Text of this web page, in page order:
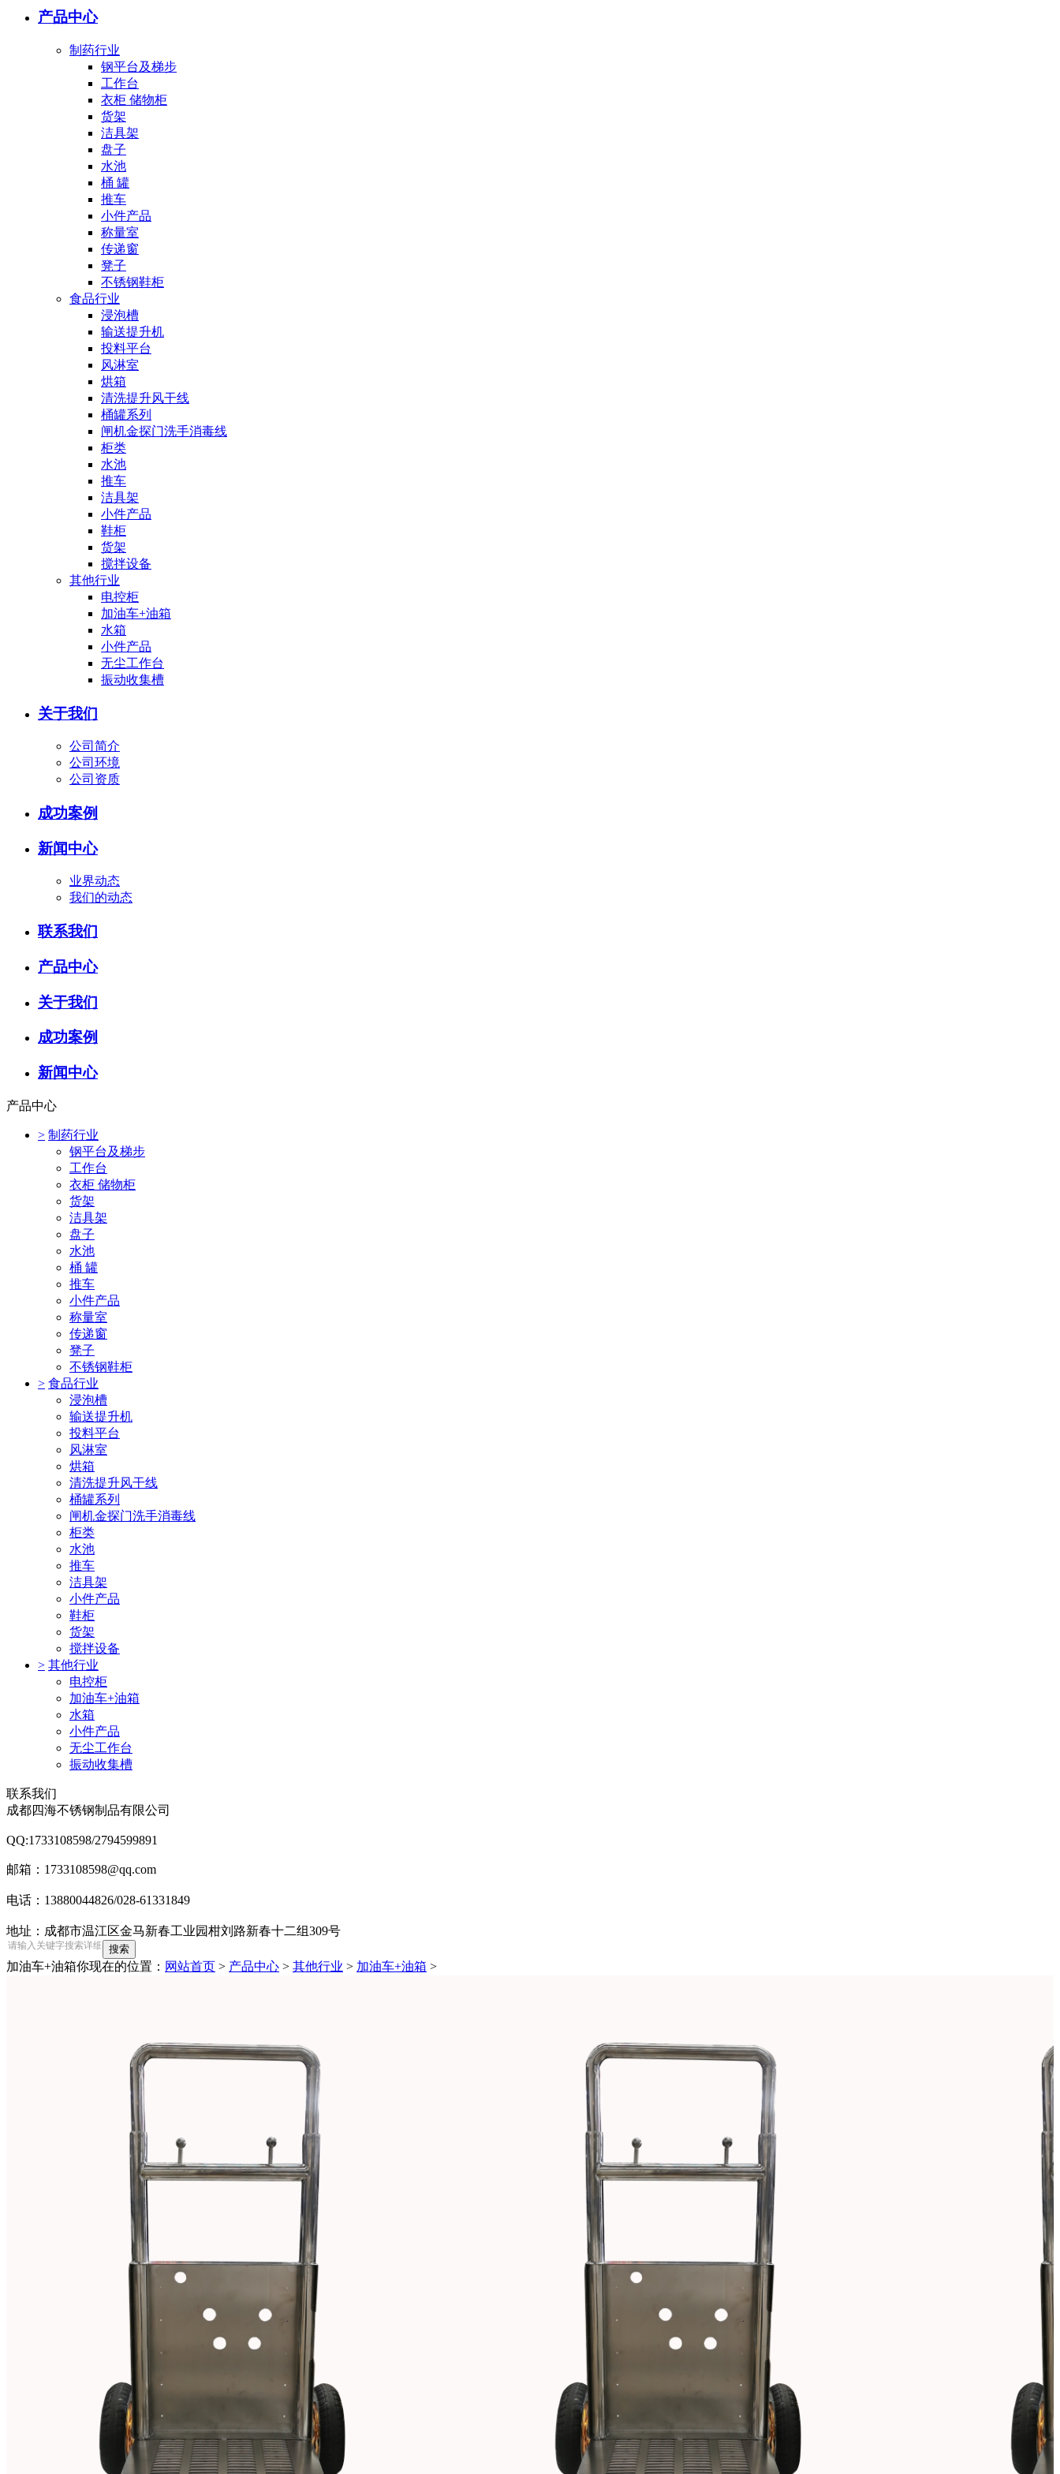
产品中心
制药行业
钢平台及梯步
工作台
衣柜 储物柜
货架
洁具架
盘子
水池
桶 罐
推车
小件产品
称量室
传递窗
凳子
不锈钢鞋柜
食品行业
浸泡槽
输送提升机
投料平台
风淋室
烘箱
清洗提升风干线
桶罐系列
闸机金探门洗手消毒线
柜类
水池
推车
洁具架
小件产品
鞋柜
货架
搅拌设备
其他行业
电控柜
加油车+油箱
水箱
小件产品
无尘工作台
振动收集槽
关于我们
公司简介
公司环境
公司资质
成功案例
新闻中心
业界动态
我们的动态
联系我们
产品中心
关于我们
成功案例
新闻中心
产品中心
> 制药行业
钢平台及梯步
工作台
衣柜 储物柜
货架
洁具架
盘子
水池
桶 罐
推车
小件产品
称量室
传递窗
凳子
不锈钢鞋柜
> 食品行业
浸泡槽
输送提升机
投料平台
风淋室
烘箱
清洗提升风干线
桶罐系列
闸机金探门洗手消毒线
柜类
水池
推车
洁具架
小件产品
鞋柜
货架
搅拌设备
> 其他行业
电控柜
加油车+油箱
水箱
小件产品
无尘工作台
振动收集槽
联系我们
成都四海不锈钢制品有限公司
QQ:1733108598/2794599891
邮箱：1733108598@qq.com
电话：13880044826/028-61331849
地址：成都市温江区金马新春工业园柑刘路新春十二组309号
加油车+油箱你现在的位置： 网站首页 > 产品中心 > 其他行业 > 加油车+油箱 >